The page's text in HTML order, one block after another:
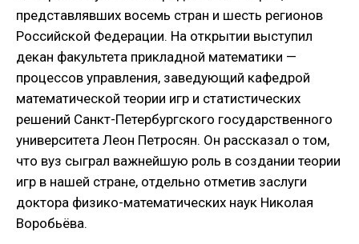
представлявших восемь стран и шесть регионов
Российской Федерации. На открытии выступил
декан факультета прикладной математики —
процессов управления, заведующий кафедрой
математической теории игр и статистических
решений Санкт-Петербургского государственного
университета Леон Петросян. Он рассказал о том,
что вуз сыграл важнейшую роль в создании теории
игр в нашей стране, отдельно отметив заслуги
доктора физико-математических наук Николая
Воробьёва.